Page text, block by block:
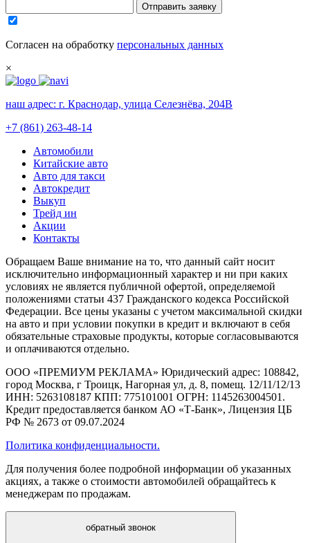
Отправить заявку
Согласен на обработку персональных данных
×
наш адрес: г. Краснодар, улица Селезнёва, 204В
+7 (861) 263-48-14
Автомобили
Китайские авто
Авто для такси
Автокредит
Выкуп
Трейд ин
Акции
Контакты
Обращаем Ваше внимание на то, что данный сайт носит
исключительно информационный характер и ни при каких
условиях не является публичной офертой, определяемой
положениями статьи 437 Гражданского кодекса Российской
Федерации. Все цены указаны с учетом максимальной скидки
на авто и при условии покупки в кредит и включают в себя
обязательные страховые продукты, которые согласовываются
и оплачиваются отдельно.
ООО «ПРЕМИУМ РЕКЛАМА» Юридический адрес: 108842,
город Москва, г Троицк, Нагорная ул, д. 8, помещ. 12/11/12/13
ИНН: 5263108187 КПП: 775101001 ОГРН: 1145263004501.
Кредит предоставляется банком АО «Т-Банк», Лицензия ЦБ
РФ № 2673 от 09.07.2024
Политика конфиденциальности.
Для получения более подробной информации об указанных
акциях, а также о стоимости автомобилей обращайтесь к
менеджерам по продажам.
обратный звонок